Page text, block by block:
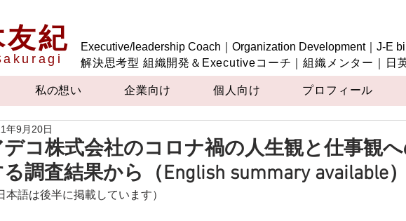
友紀
Executive/leadership Coach｜Organization Development｜J-E
解決思考型 組織開発＆Executiveコーチ｜組織メンター｜日
私の想い 企業向け 個人向け プロフィール
デコ株式会社のコロナ禍の人生観と仕事観
調査結果から（English summary available）
年9月20日
本語は後半に掲載しています）